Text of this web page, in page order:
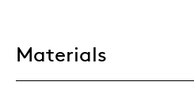
Materials